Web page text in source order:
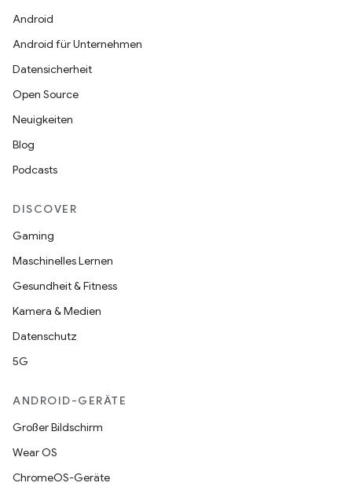
Android
Android für Unternehmen
Datensicherheit
Open Source
Neuigkeiten
Blog
Podcasts
DISCOVER
Gaming
Maschinelles Lernen
Gesundheit & Fitness
Kamera & Medien
Datenschutz
5G
ANDROID-GERÄTE
Großer Bildschirm
Wear OS
ChromeOS-Geräte